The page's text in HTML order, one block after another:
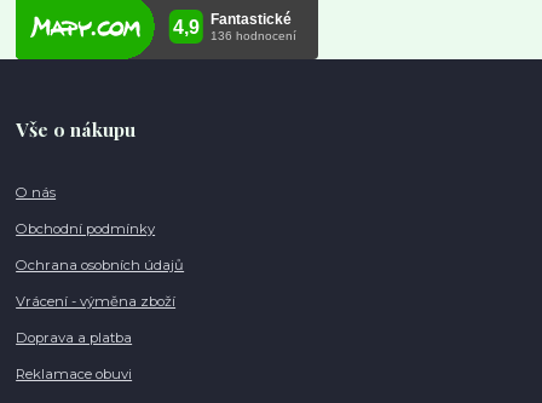
Vše o nákupu
O nás
Obchodní podmínky
Ochrana osobních údajů
Vrácení - výměna zboží
Doprava a platba
Reklamace obuvi